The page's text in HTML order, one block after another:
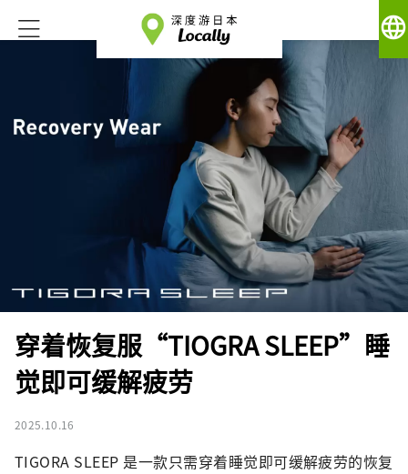
language
穿着恢复服“TIOGRA SLEEP”睡
觉即可缓解疲劳
2025.10.16
TIGORA SLEEP 是一款只需穿着睡觉即可缓解疲劳的恢复